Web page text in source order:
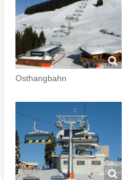
Osthangbahn